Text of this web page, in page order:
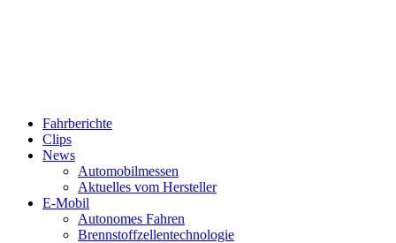
Fahrberichte
Clips
News
Automobilmessen
Aktuelles vom Hersteller
E-Mobil
Autonomes Fahren
Brennstoffzellentechnologie